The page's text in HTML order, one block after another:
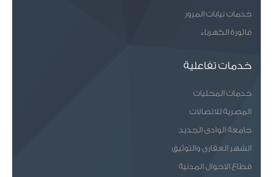
خدمات نيابات المرور
فاتورة الكهرباء
خدمات تفاعلية
خدمات المحليات
المصرية للاتصالات
جامعة الوادى الجديد
الشهر العقارى والتوثيق
قطاع الاحوال المدنية